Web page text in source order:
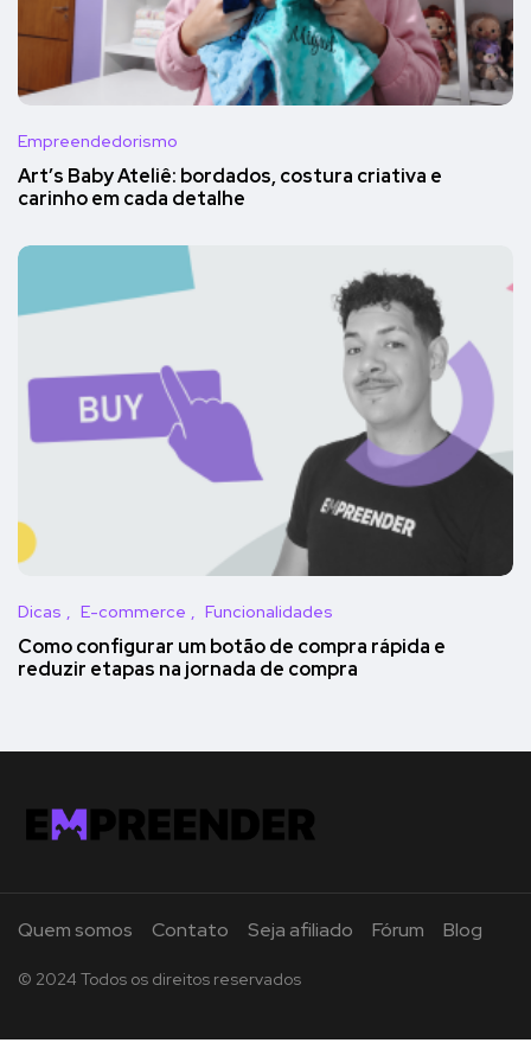
Empreendedorismo
Art’s Baby Ateliê: bordados, costura criativa e
carinho em cada detalhe
Dicas E-commerce Funcionalidades
Como configurar um botão de compra rápida e
reduzir etapas na jornada de compra
Quem somos Contato Seja afiliado Fórum Blog
© 2024 Todos os direitos reservados